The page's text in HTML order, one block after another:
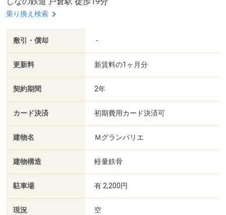
乗り換え検索
敷引・償却 -
更新料 新賃料の1ヶ月分
契約期間 2年
カード決済 初期費用カード決済可
建物名 Ｍグランバリエ
建物構造 軽量鉄骨
駐車場 有 2,200円
現況 空